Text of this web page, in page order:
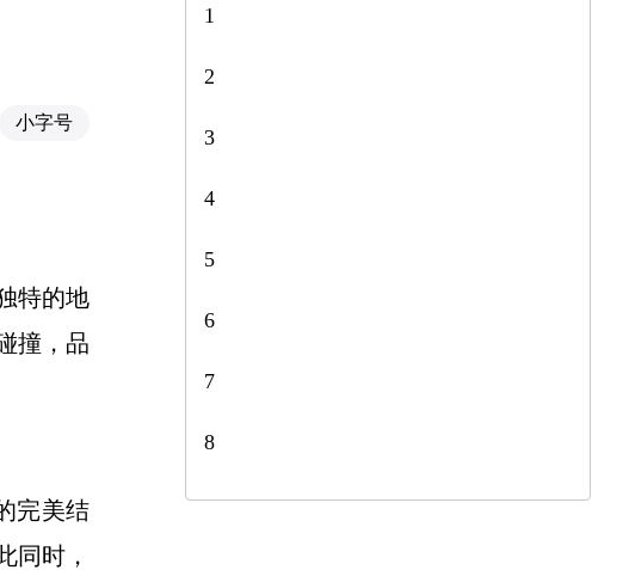
小字号
特的地
撞，品
完美结
同时，
1
2
3
4
5
6
7
8